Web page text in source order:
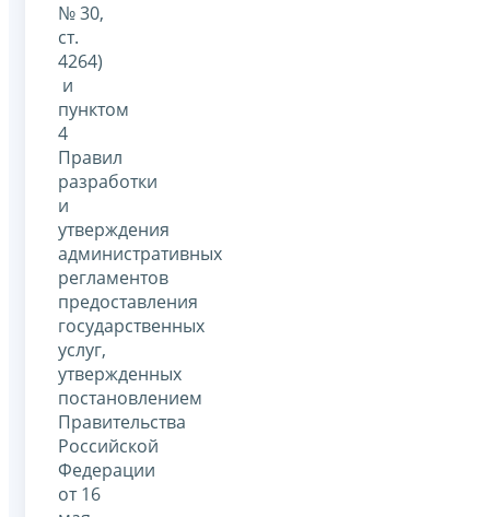
№ 30,
ст.
4264)
и
пунктом
4
Правил
разработки
и
утверждения
административных
регламентов
предоставления
государственных
услуг,
утвержденных
постановлением
Правительства
Российской
Федерации
от 16